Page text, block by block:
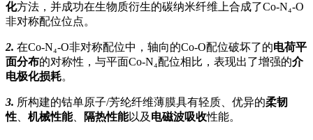
化方法，并成功在生物质衍生的碳纳米纤维上合成了Co-N₄-O
非对称配位位点。
2. 在Co-N₄-O非对称配位中，轴向的Co-O配位破坏了的电荷平
面分布的对称性，与平面Co-N₄配位相比，表现出了增强的介
电极化损耗。
3. 所构建的钴单原子/芳纶纤维薄膜具有轻质、优异的柔韧
性、 机械性能、 隔热性能以及 电磁波吸收性能。